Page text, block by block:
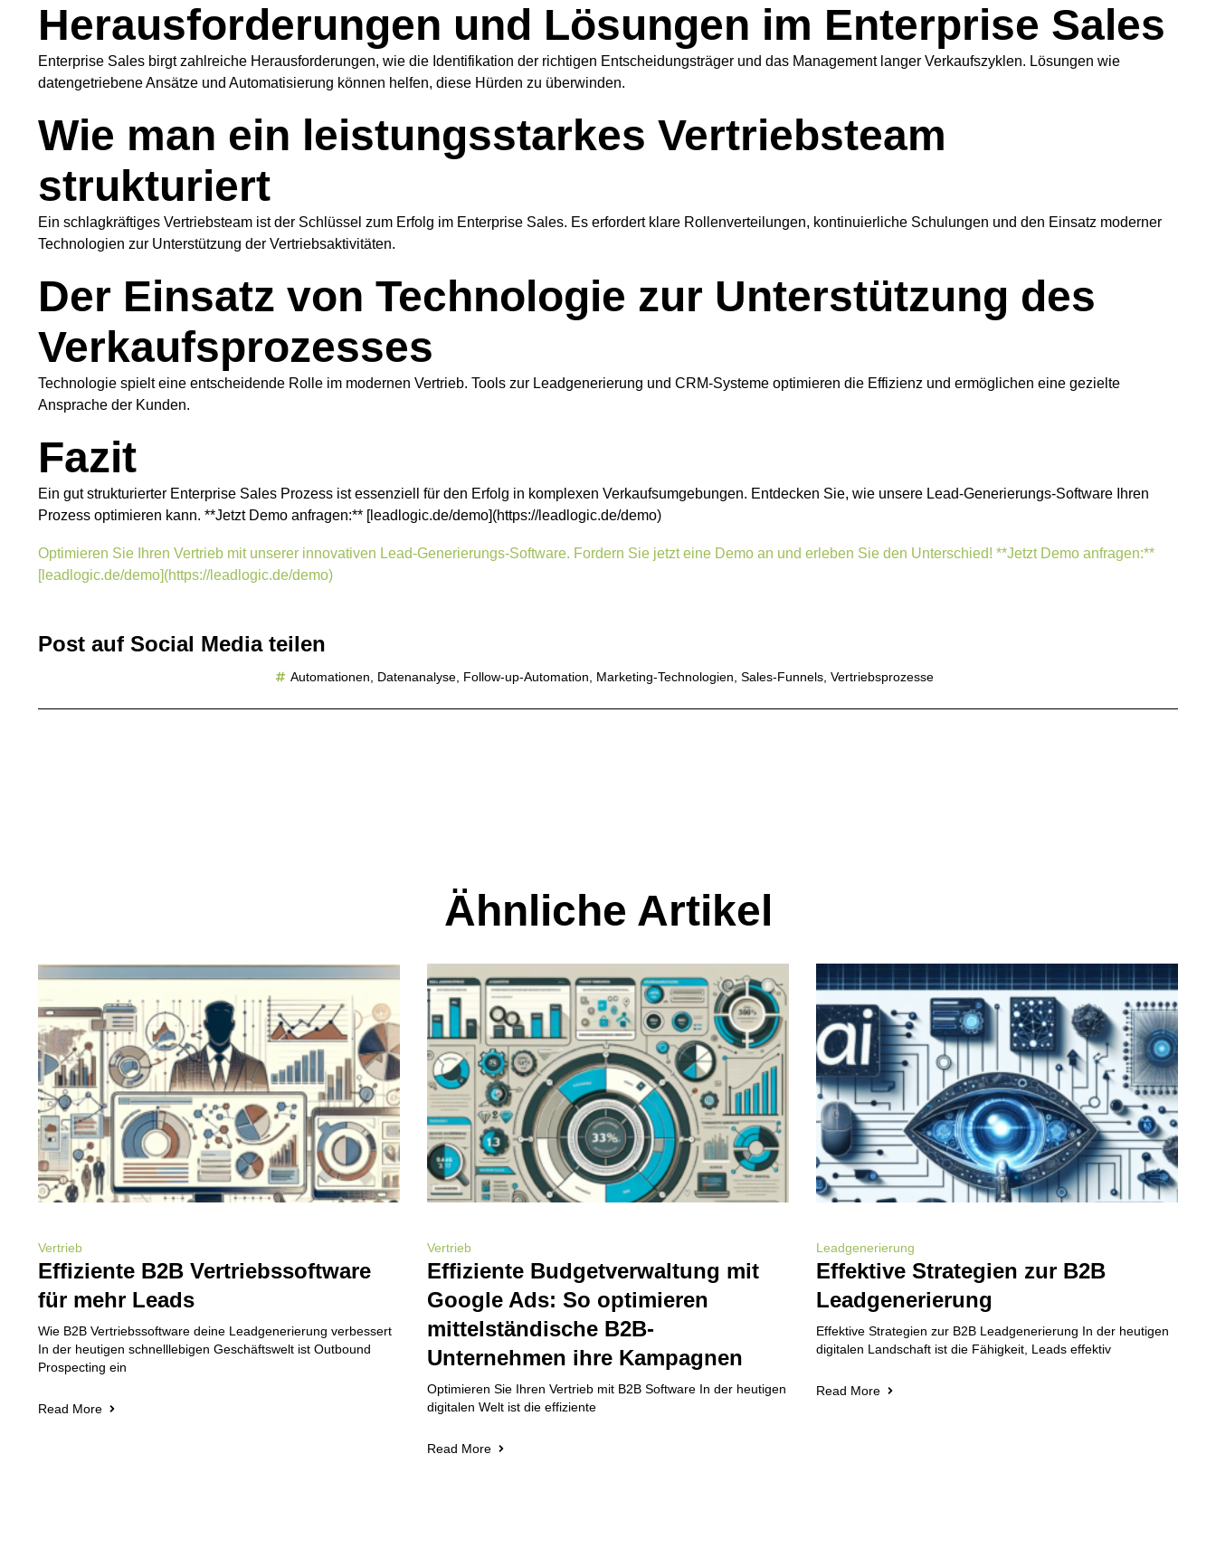
Herausforderungen und Lösungen im Enterprise Sales
Enterprise Sales birgt zahlreiche Herausforderungen, wie die Identifikation der richtigen Entscheidungsträger und das Management langer Verkaufszyklen. Lösungen wie
datengetriebene Ansätze und Automatisierung können helfen, diese Hürden zu überwinden.
Wie man ein leistungsstarkes Vertriebsteam
strukturiert
Ein schlagkräftiges Vertriebsteam ist der Schlüssel zum Erfolg im Enterprise Sales. Es erfordert klare Rollenverteilungen, kontinuierliche Schulungen und den Einsatz moderner
Technologien zur Unterstützung der Vertriebsaktivitäten.
Der Einsatz von Technologie zur Unterstützung des
Verkaufsprozesses
Technologie spielt eine entscheidende Rolle im modernen Vertrieb. Tools zur Leadgenerierung und CRM-Systeme optimieren die Effizienz und ermöglichen eine gezielte
Ansprache der Kunden.
Fazit
Ein gut strukturierter Enterprise Sales Prozess ist essenziell für den Erfolg in komplexen Verkaufsumgebungen. Entdecken Sie, wie unsere Lead-Generierungs-Software Ihren
Prozess optimieren kann. **Jetzt Demo anfragen:** [leadlogic.de/demo](https://leadlogic.de/demo)
Optimieren Sie Ihren Vertrieb mit unserer innovativen Lead-Generierungs-Software. Fordern Sie jetzt eine Demo an und erleben Sie den Unterschied! **Jetzt Demo anfragen:**
[leadlogic.de/demo](https://leadlogic.de/demo)
Post auf Social Media teilen
Automationen Datenanalyse Follow-up-Automation Marketing-Technologien Sales-Funnels Vertriebsprozesse
Ähnliche Artikel
Vertrieb
Effiziente B2B Vertriebssoftware
für mehr Leads
Wie B2B Vertriebssoftware deine Leadgenerierung verbessert
In der heutigen schnelllebigen Geschäftswelt ist Outbound
Prospecting ein
Read More
Vertrieb
Effiziente Budgetverwaltung mit
Google Ads: So optimieren
mittelständische B2B-
Unternehmen ihre Kampagnen
Optimieren Sie Ihren Vertrieb mit B2B Software In der heutigen
digitalen Welt ist die effiziente
Read More
Leadgenerierung
Effektive Strategien zur B2B
Leadgenerierung
Effektive Strategien zur B2B Leadgenerierung In der heutigen
digitalen Landschaft ist die Fähigkeit, Leads effektiv
Read More